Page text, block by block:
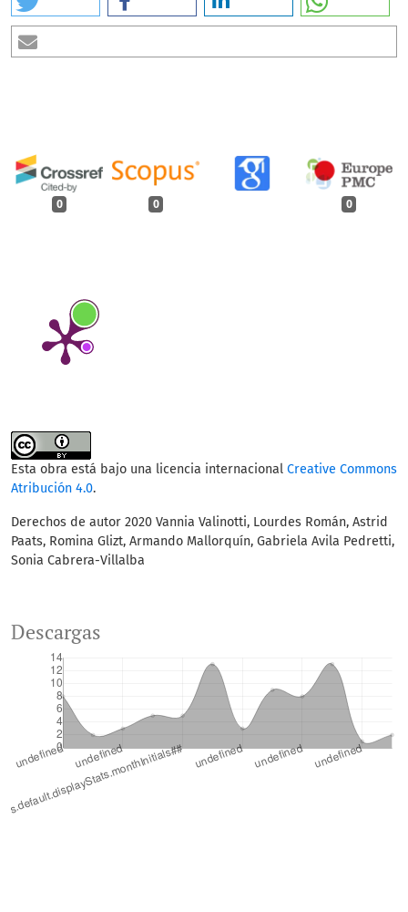
0 0 0
Esta obra está bajo una licencia internacional Creative Commons
Atribución 4.0.
Derechos de autor 2020 Vannia Valinotti, Lourdes Román, Astrid
Paats, Romina Glizt, Armando Mallorquín, Gabriela Avila Pedretti,
Sonia Cabrera-Villalba
Descargas